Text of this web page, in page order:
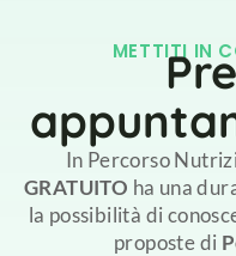
METTITI IN
In Percorso
GRATUITO ha una
la possibilità di
proposte di